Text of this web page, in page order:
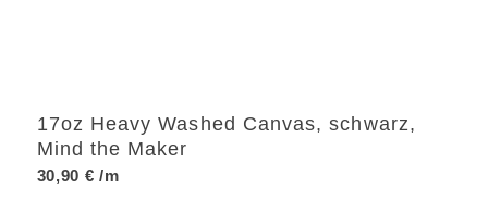
17oz Heavy Washed Canvas, schwarz,
Mind the Maker
30,90 € /m